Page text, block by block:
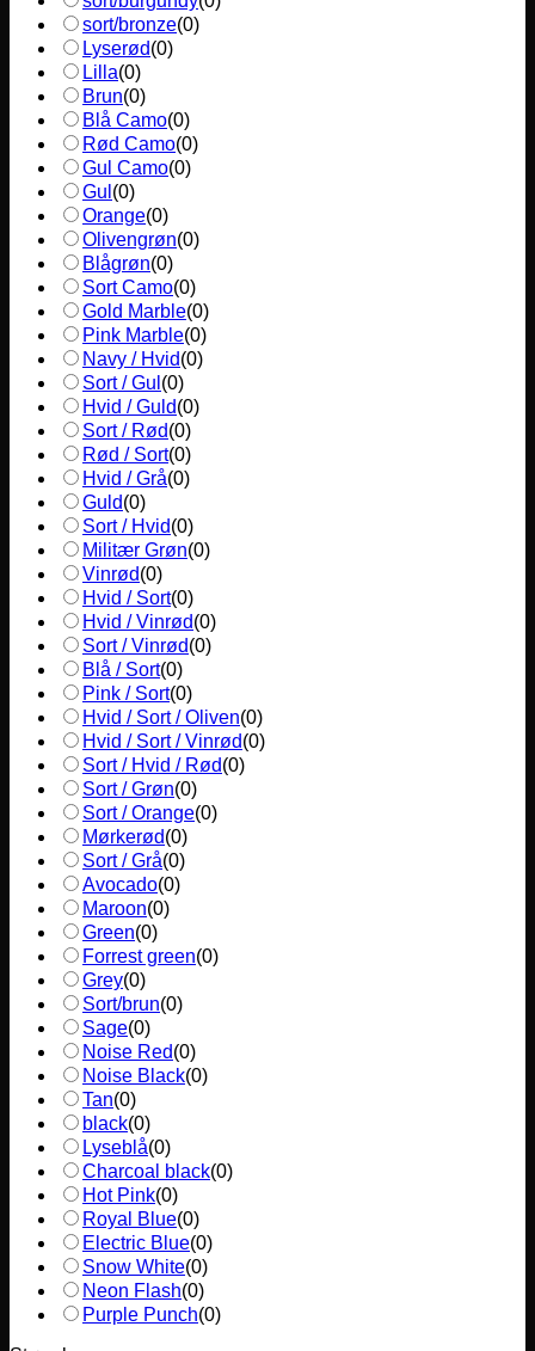
sort/bronze(0)
Lyserød(0)
Lilla(0)
Brun(0)
Blå Camo(0)
Rød Camo(0)
Gul Camo(0)
Gul (0)
Orange(0)
Olivengrøn(0)
Blågrøn(0)
Sort Camo(0)
Gold Marble(0)
Pink Marble(0)
Navy / Hvid(0)
Sort / Gul (0)
Hvid / Guld(0)
Sort / Rød(0)
Rød / Sort(0)
Hvid / Grå(0)
Guld(0)
Sort / Hvid(0)
Militær Grøn(0)
Vinrød(0)
Hvid / Sort(0)
Hvid / Vinrød(0)
Sort / Vinrød(0)
Blå / Sort(0)
Pink / Sort(0)
Hvid / Sort / Oliven(0)
Hvid / Sort / Vinrød(0)
Sort / Hvid / Rød(0)
Sort / Grøn(0)
Sort / Orange(0)
Mørkerød(0)
Sort / Grå(0)
Avocado(0)
Maroon(0)
Green(0)
Forrest green(0)
Grey(0)
Sort/brun(0)
Sage(0)
Noise Red(0)
Noise Black(0)
Tan(0)
black(0)
Lyseblå(0)
Charcoal black(0)
Hot Pink(0)
Royal Blue(0)
Electric Blue(0)
Snow White(0)
Neon Flash(0)
Purple Punch(0)